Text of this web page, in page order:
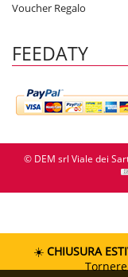
Voucher Regalo
FEEDATY
© DEM srl Viale dei
☀️ CHIUSURA